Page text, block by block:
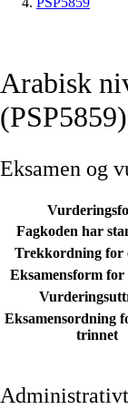
Arabisk
(PSP5859)
Eksamen og
Fagkoden har
Trekkordning for
Eksamensform for
Eksamensordning
trinnet
Administrativt